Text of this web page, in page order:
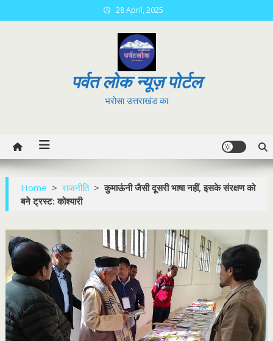
to
28 April, 2025
पर्वत लोक न्यूज़ पोर्टल
भरोसा उत्तराखंड का
Home > राजनीति > कुमाऊंनी जैसी दूसरी भाषा नहीं, इसके संरक्षण को
बने ट्रस्ट: कोश्यारी